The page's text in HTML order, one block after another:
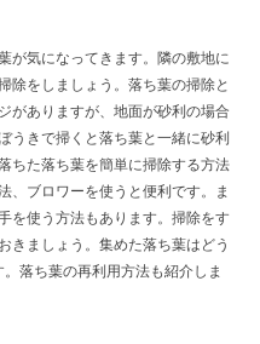
が気になってきます。隣の敷地に
除をしましょう。落ち葉の掃除と
がありますが、地面が砂利の場合
うきで掃くと落ち葉と一緒に砂利
ちた落ち葉を簡単に掃除する方法
、ブロワーを使うと便利です。ま
を使う方法もあります。掃除をす
きましょう。集めた落ち葉はどう
落ち葉の再利用方法も紹介しま